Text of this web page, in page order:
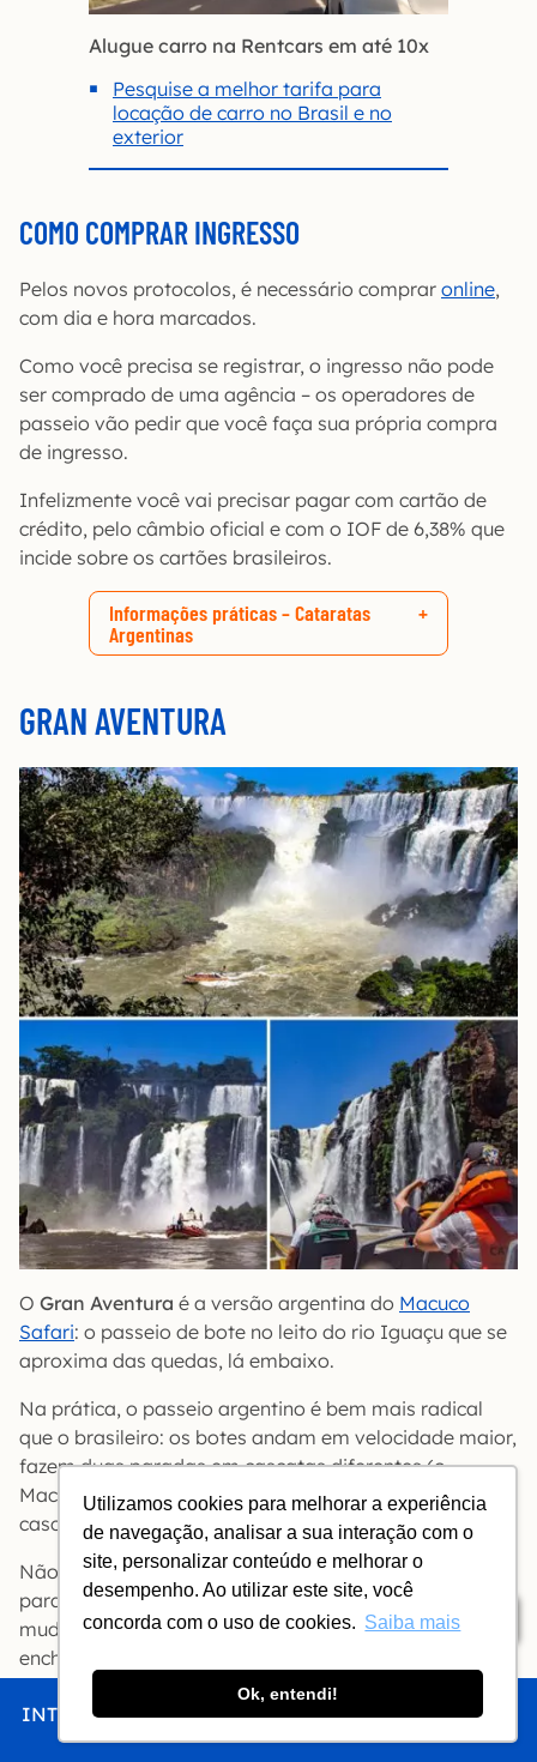
Utilizamos cookies para melhorar a experiência
de navegação, analisar a sua interação com o
site, personalizar conteúdo e melhorar o
desempenho. Ao utilizar este site, você
concorda com o uso de cookies. Saiba mais
Ok, entendi!
INTRO CHEGAR FICAR COMER FAZER
Índice
Alugue carro na Rentcars em até 10x
Pesquise a melhor tarifa para
locação de carro no Brasil e no
exterior
COMO COMPRAR INGRESSO
Pelos novos protocolos, é necessário comprar online,
com dia e hora marcados.
Como você precisa se registrar, o ingresso não pode
ser comprado de uma agência – os operadores de
passeio vão pedir que você faça sua própria compra
de ingresso.
Infelizmente você vai precisar pagar com cartão de
crédito, pelo câmbio oficial e com o IOF de 6,38% que
incide sobre os cartões brasileiros.
Informações práticas – Cataratas
Argentinas
GRAN AVENTURA
O Gran Aventura é a versão argentina do Macuco
Safari: o passeio de bote no leito do rio Iguaçu que se
aproxima das quedas, lá embaixo.
Na prática, o passeio argentino é bem mais radical
que o brasileiro: os botes andam em velocidade maior,
fazem duas paradas em cascatas diferentes (o
Macuco faz só uma) e chegam ridiculamente perto da
cascata (a ponto de dar medo).
Não há a opção “sem emoção”. O Gran Aventura é
para gritar como numa montanha russa. Leve uma
muda de roupa seca, porque é impossível não ficar
encharcado (mesmo com capa).
É preciso comprar o passeio com antecedência. Para
encaixar com a visita aos outros pontos do parque,